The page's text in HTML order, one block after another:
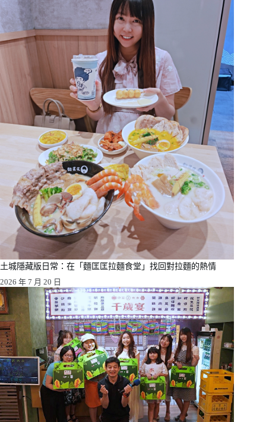
土城隱藏版日常：在「麵匡匡拉麵食堂」找回對拉麵的熱情
2026 年 7 月 20 日